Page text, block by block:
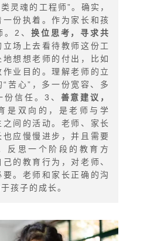
灵魂的工程师”。确实，
份执着。作为家长和孩
。2、 换位思考，寻求共
立场上去看待教师这份工
想想老师的付出，比如
业目的。理解老师的立
苦心”，多一份宽容、多
份信任。3、 善意建议，
是双向的，是老师与学
之间的活动。老师、家长
也应慢慢进步，并且需要
反思一个阶段的教育方
的教育行为，对老师、
。老师和家长正确的沟
孩子的成长。